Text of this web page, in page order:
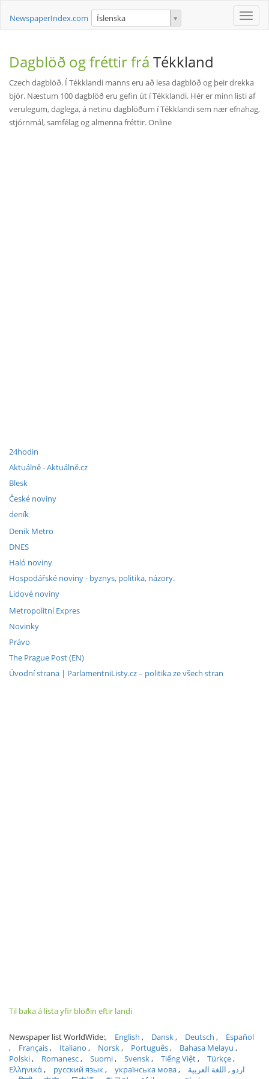
Toggle
NewspaperIndex.com Íslenska
Dagblöð og fréttir frá Tékkland
Czech dagblöð. Í Tékklandi manns eru að lesa dagblöð og þeir drekka
bjór. Næstum 100 dagblöð eru gefin út í Tékklandi. Hér er minn listi af
verulegum, daglega, á netinu dagblöðum í Tékklandi sem nær efnahag,
stjórnmál, samfélag og almenna fréttir. Online
24hodin
Aktuálně - Aktuálně.cz
Blesk
České noviny
deník
Denik Metro
DNES
Haló noviny
Hospodářské noviny - byznys, politika, názory.
Lidové noviny
Metropolitní Expres
Novinky
Právo
The Prague Post (EN)
Úvodní strana | ParlamentniListy.cz – politika ze všech stran
Til baka á lista yfir blöðin eftir landi
Newspaper list WorldWide: English Dansk Deutsch
Español
Français
Italiano Norsk Português
Bahasa Melayu
Polski
Romanesc Suomi Svensk Tiếng Việt
Türkçe
Ελληνικά
русский язык українська мова اردو
اللغة العربية